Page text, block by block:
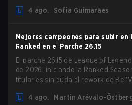
eliminan varias restricciones
4 ago. Sofia Guimarães
Mejores campeones para subir en
Ranked en el Parche 26.15
El parche 26.15 de League of
de 2026, iniciando la Ranked
titular es sin duda el rework de
necesarios a picks que estaban
4 ago. Martin Arévalo-